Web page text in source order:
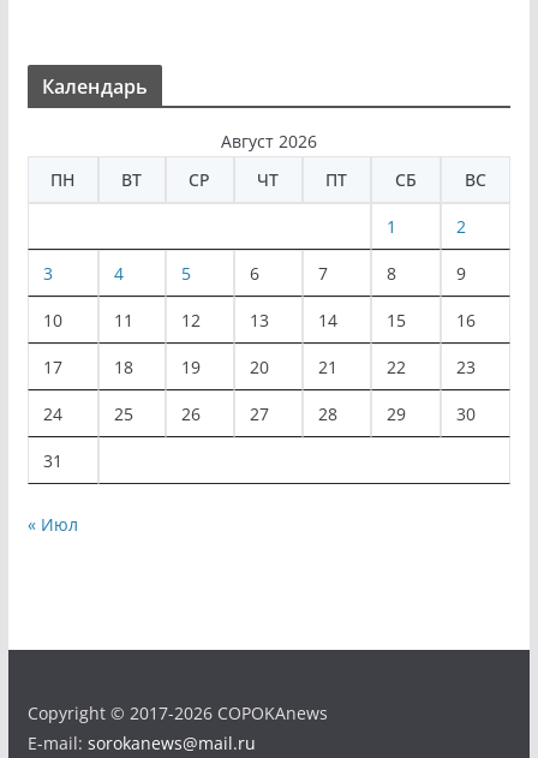
Календарь
Август 2026
ПН
ВТ СР ЧТ ПТ СБ ВС
1 2
3 4 5 6 7 8 9
10 11 12 13 14 15 16
17 18 19 20 21 22 23
24 25 26 27 28 29 30
31
« Июл
Copyright © 2017-2026 COPOKAnews
E-mail: sorokanews@mail.ru